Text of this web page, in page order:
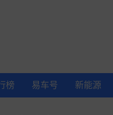
榜 易车号 新能源